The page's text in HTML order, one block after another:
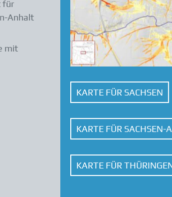
für
Anhalt
mit
KARTE FÜR SACHSEN
KARTE FÜR SACHSEN-
KARTE FÜR